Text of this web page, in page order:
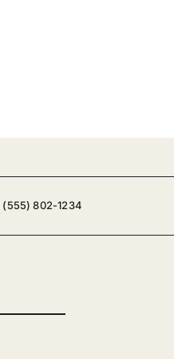
(555) 802-1234